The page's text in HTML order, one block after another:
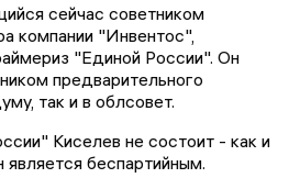
сейчас советником
компании "Инвентос",
"Единой России". Он
предварительного
так и в облсовет.
Киселев не состоит - как и
беспартийным.